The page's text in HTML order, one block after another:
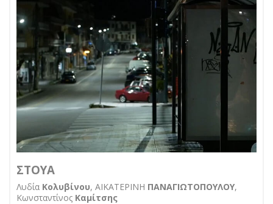
ΣΤΟΥΑ
Λυδία Κολυβίνου, ΑΙΚΑΤΕΡΙΝΗ ΠΑΝΑΓΙΩΤΟΠΟΥΛΟΥ,
Κωνσταντίνος Καμίτσης